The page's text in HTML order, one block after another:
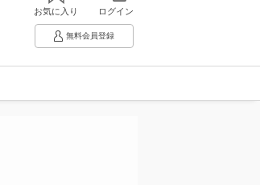
お気に入り ログイン
無料会員登録